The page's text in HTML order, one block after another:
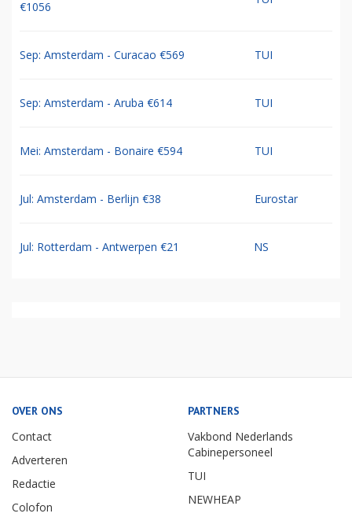
€1056
Sep: Amsterdam - Curacao €569 TUI
Sep: Amsterdam - Aruba €614 TUI
Mei: Amsterdam - Bonaire €594 TUI
Jul: Amsterdam - Berlijn €38 Eurostar
Jul: Rotterdam - Antwerpen €21 NS
OVER ONS
Contact
Adverteren
Redactie
Colofon
PARTNERS
Vakbond Nederlands
Cabinepersoneel
TUI
NEWHEAP